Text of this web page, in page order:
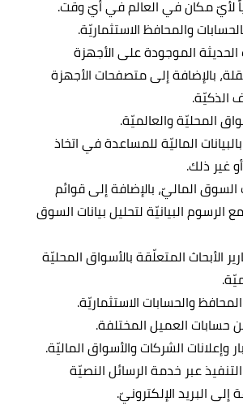
لأيّ مكان في العالم في أيّ وقت.
والمحافظ الاستثماريّة.
الموجودة على الأجهزة
بالإضافة إلى متصفحات الأجهزة
الذكيّة.
المحليّة والعالميّة.
الماليّة للمساعدة في اتخاذ
غير ذلك.
السوق الماليّ، بالإضافة إلى قوائم
الرسوم البيانيّة لتحليل بيانات السوق
الأبحاث المتعلّقة بالأسواق المحليّة
والحسابات الاستثماريّة.
حسابات العميل المختلفة.
وإعلانات الشركات والأسواق الماليّة.
عبر خدمة الرسائل النصيّة
إلى البريد الإلكترونيّ.